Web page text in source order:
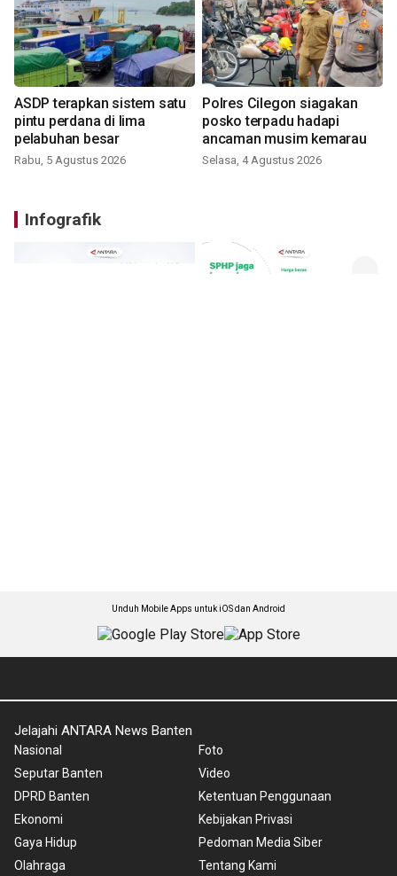
ASDP terapkan sistem satu
pintu perdana di lima
pelabuhan besar
Rabu, 5 Agustus 2026
Polres Cilegon siagakan
posko terpadu hadapi
ancaman musim kemarau
Selasa, 4 Agustus 2026
Infografik
Unduh Mobile Apps untuk iOS dan Android
Jelajahi ANTARA News Banten
Nasional
Seputar Banten
DPRD Banten
Ekonomi
Gaya Hidup
Olahraga
Foto
Video
Ketentuan Penggunaan
Kebijakan Privasi
Pedoman Media Siber
Tentang Kami